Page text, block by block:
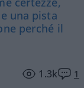
una pista
perché il
1.3k 1